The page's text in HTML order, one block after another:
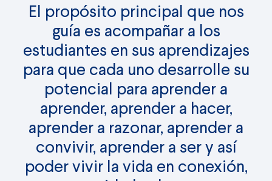
El propósito principal que nos
guía es acompañar a los
estudiantes en sus aprendizajes
para que cada uno desarrolle su
potencial para aprender a
aprender, aprender a hacer,
aprender a razonar, aprender a
convivir, aprender a ser y así
poder vivir la vida en conexión,